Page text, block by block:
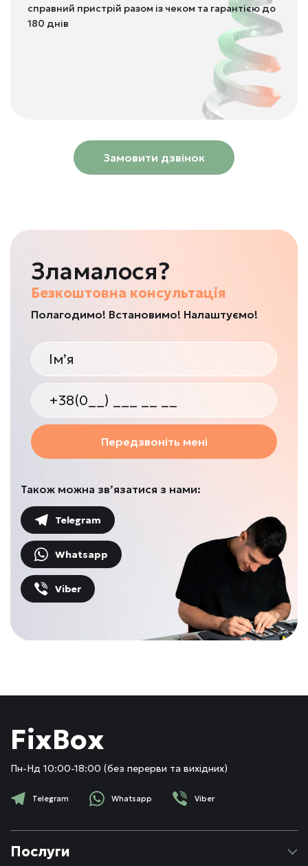
справний пристрій разом із чеком та гарантією до
180 днів
Замовити дзвінок
Зламалося?
Безкоштовна консультація
Полагодимо! Встановимо! Налаштуємо!
Передзвоніть мені
Також можна зв’язатися з нами:
Telegram
Whatsapp
Viber
FixBox
Пн-Нд 10:00-18:00 (без перерви та вихідних)
Telegram Whatsapp Viber
Послуги